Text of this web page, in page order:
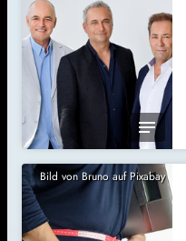
Bild von Bruno auf Pixabay